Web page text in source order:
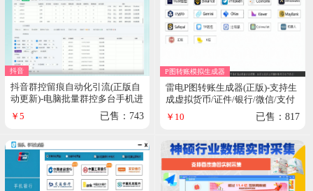
抖音
抖音群控留痕自动化引流(正版自
动更新)-电脑批量群控多台手机进
行抖音自动化截留操作
￥5 已售：743
P图转账模拟生成器
雷电P图转账生成器(正版)-支持生
成虚拟货币/证件/银行/微信/支付
宝高清图
￥10 已售：817